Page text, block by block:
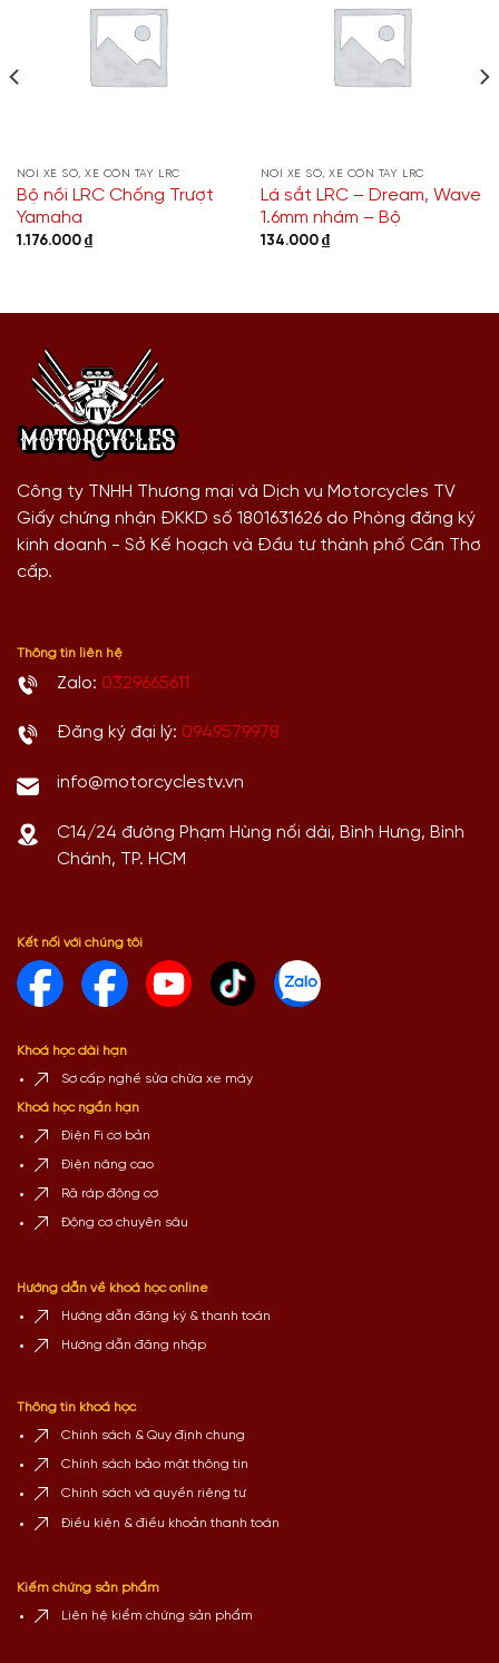
NỒI XE SỐ, XE CÔN TAY LRC
Bộ nồi LRC Chống Trượt
Yamaha
1.176.000 ₫
NỒI XE SỐ, XE CÔN TAY LRC
Lá sắt LRC – Dream, Wave
1.6mm nhám – Bộ
134.000 ₫
Công ty TNHH Thương mại và Dịch vụ Motorcycles TV
Giấy chứng nhận ĐKKD số 1801631626 do Phòng đăng ký
kinh doanh - Sở Kế hoạch và Đầu tư thành phố Cần Thơ
cấp.
Thông tin liên hệ
Zalo: 0329665611
Đăng ký đại lý: 0949579978
info@motorcyclestv.vn
C14/24 đường Phạm Hùng nối dài, Bình Hưng, Bình
Chánh, TP. HCM
Kết nối với chúng tôi
Khoá học dài hạn
Sơ cấp nghề sửa chữa xe máy
Khoá học ngắn hạn
Điện Fi cơ bản
Điện nâng cao
Rã ráp động cơ
Động cơ chuyên sâu
Hướng dẫn về khoá học online
Hướng dẫn đăng ký & thanh toán
Hướng dẫn đăng nhập
Thông tin khoá học
Chính sách & Quy định chung
Chính sách bảo mật thông tin
Chính sách và quyền riêng tư
Điều kiện & điều khoản thanh toán
Kiếm chứng sản phẩm
Liên hệ kiểm chứng sản phẩm